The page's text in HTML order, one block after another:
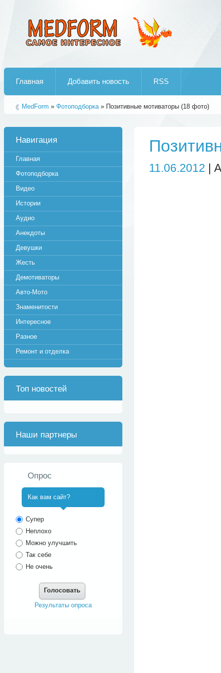
Главная Добавить новость RSS
MedForm » Фотоподборка» Позитивные мотиваторы (18 фото)
11.06.2012 |
Навигация
Главная
Фотоподборка
Видео
Истории
Аудио
Анекдоты
Девушки
Жесть
Демотиваторы
Авто-Мото
Знаменитости
Интересное
Разное
Ремонт и отделка
Топ новостей
Наши партнеры
Опрос
Как вам сайт?
Супер
Неплохо
Можно улучшить
Так себе
Не очень
Голосовать
Результаты опроса